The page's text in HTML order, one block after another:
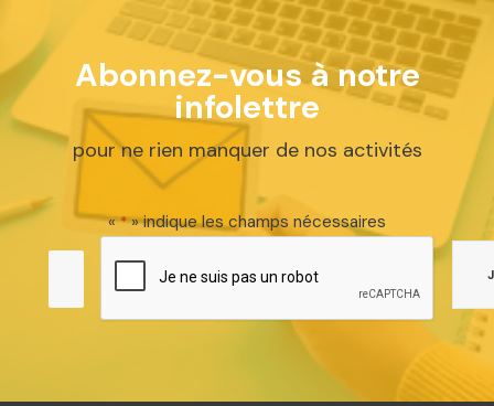
Abonnez-vous à notre
infolettre
pour ne rien manquer de nos activités
«*» indique les champs nécessaires